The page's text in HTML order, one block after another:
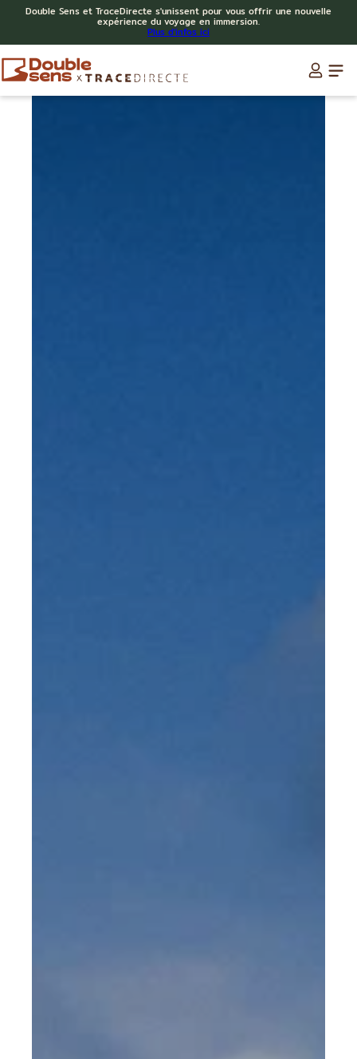
Double Sens et TraceDirecte s'unissent pour vous offrir une nouvelle
expérience du voyage en immersion.
Plus d'infos ici